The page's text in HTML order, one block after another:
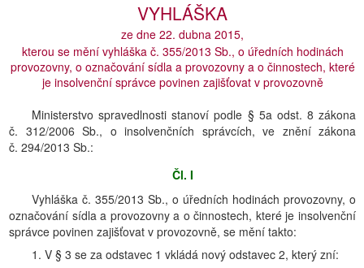
VYHLÁŠKA
ze dne 22. dubna 2015,
kterou se mění vyhláška č. 355/2013 Sb., o úředních hodinách
provozovny, o označování sídla a provozovny a o činnostech, které
je insolvenční správce povinen zajišťovat v provozovně
Ministerstvo spravedlnosti stanoví podle § 5a odst. 8 zákona
č. 312/2006 Sb., o insolvenčních správcích, ve znění zákona
č. 294/2013 Sb.:
Čl. I
Vyhláška č. 355/2013 Sb., o úředních hodinách provozovny, o
označování sídla a provozovny a o činnostech, které je insolvenční
správce povinen zajišťovat v provozovně, se mění takto:
1. V § 3 se za odstavec 1 vkládá nový odstavec 2, který zní: